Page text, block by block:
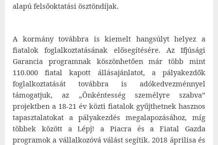
alapú felsőoktatási ösztöndíjak.
A kormány továbbra is kiemelt hangsúlyt helyez a
fiatalok foglalkoztatásának elősegítésére. Az Ifjúsági
Garancia programnak köszönhetően már több mint
110.000 fiatal kapott állásajánlatot, a pályakezdők
foglalkoztatását továbbra is adókedvezménnyel
támogatjuk, az „Önkéntesség személyre szabva”
projektben a 18-21 év közti fiatalok gyűjthetnek hasznos
tapasztalatokat a pályakezdés megalapozásához, míg
többek között a Lépj! a Piacra és a Fiatal Gazda
programok a vállalkozóvá válást segítik. 2018 áprilisa és